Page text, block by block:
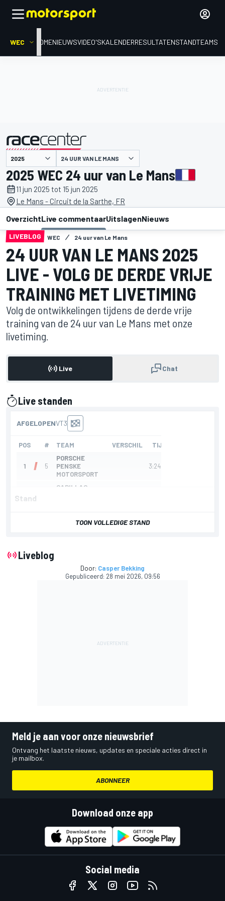
WEC HOMENIEUWSVIDEO'SKALENDERRESULTATENSTANDTEAMS
24 UUR VAN LE MANS
2025 WEC 24 uur van Le Mans
11 jun 2025 tot 15 jun 2025
Le Mans - Circuit de la Sarthe, FR
OverzichtLive commentaarUitslagenNieuws
LIVEBLOG WEC 24 uur van Le Mans
24 UUR VAN LE MANS 2025
LIVE - VOLG DE DERDE VRIJE
TRAINING MET LIVETIMING
Volg de ontwikkelingen tijdens de derde vrije
training van de 24 uur van Le Mans met onze
livetiming.
Live Chat
Live standen
Stand
TOON VOLLEDIGE STAND
Liveblog
Door: Casper Bekking
Gepubliceerd: 28 mei 2026, 09:56
Meld je aan voor onze nieuwsbrief
Ontvang het laatste nieuws, updates en speciale acties direct in
je mailbox.
ABONNEER
Download onze app
Social media